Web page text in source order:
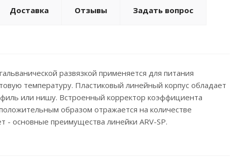
Доставка Отзывы Задать вопрос
развязкой применяется для питания
температуру. Пластиковый линейный корпус обладает
или нишу. Встроенный корректор коэффициента
образом отражается на количестве
- основные преимущества линейки ARV-SP.